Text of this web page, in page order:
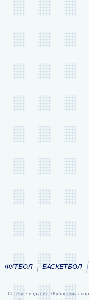
ФУТБОЛ БАСКЕТБОЛ
Сетевое издание «Кубанский